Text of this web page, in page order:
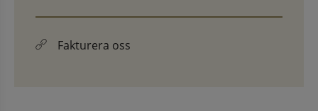
Fakturera oss